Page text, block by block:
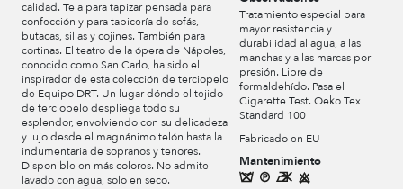
calidad. Tela para tapizar pensada para
confección y para tapicería de sofás,
butacas, sillas y cojines. También para
cortinas. El teatro de la ópera de Nápoles,
conocido como San Carlo, ha sido el
inspirador de esta colección de terciopelo
de Equipo DRT. Un lugar dónde el tejido
de terciopelo despliega todo su
esplendor, envolviendo con su delicadeza
y lujo desde el magnánimo telón hasta la
indumentaria de sopranos y tenores.
Disponible en más colores. No admite
lavado con agua, solo en seco.
Tratamiento especial para
mayor resistencia y
durabilidad al agua, a las
manchas y a las marcas por
presión. Libre de
formaldehído. Pasa el
Cigarette Test. Oeko Tex
Standard 100
Fabricado en EU
Mantenimiento